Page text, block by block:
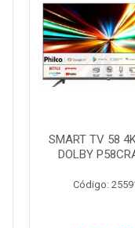
SMART TV 58
DOLBY
Código: